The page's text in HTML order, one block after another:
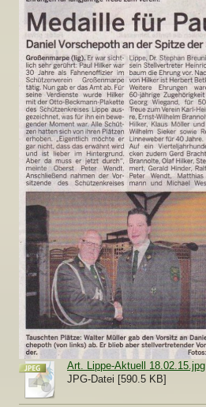
Art. Lippe-Aktuell 18.02.15.jpg
JPG-Datei [590.5 KB]